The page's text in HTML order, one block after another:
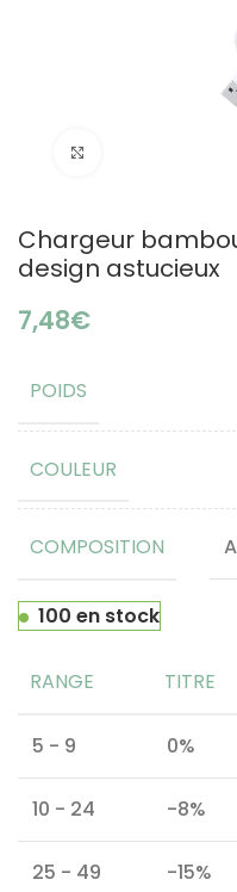
Chargeur
design astucieux
€
POIDS
COULEUR
COMPOSITION
100 en stock
RANGE TITRE
5 - 9 0%
10 - 24 -8%
25 - 49 -15%